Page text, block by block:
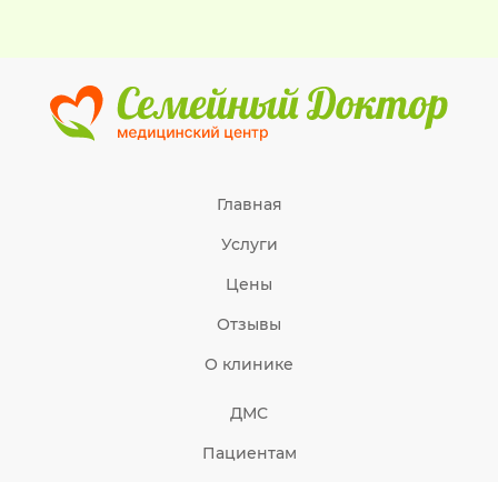
Главная
Услуги
Цены
Отзывы
О клинике
ДМС
Пациентам